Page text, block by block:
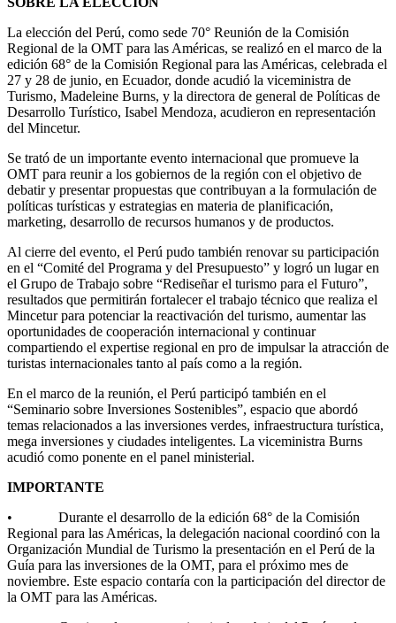
La elección del Perú, como sede 70° Reunión de la Comisión
Regional de la OMT para las Américas, se realizó en el marco de la
edición 68° de la Comisión Regional para las Américas, celebrada el
27 y 28 de junio, en Ecuador, donde acudió la viceministra de
Turismo, Madeleine Burns, y la directora de general de Políticas de
Desarrollo Turístico, Isabel Mendoza, acudieron en representación
del Mincetur.
Se trató de un importante evento internacional que promueve la
OMT para reunir a los gobiernos de la región con el objetivo de
debatir y presentar propuestas que contribuyan a la formulación de
políticas turísticas y estrategias en materia de planificación,
marketing, desarrollo de recursos humanos y de productos.
Al cierre del evento, el Perú pudo también renovar su participación
en el “Comité del Programa y del Presupuesto” y logró un lugar en
el Grupo de Trabajo sobre “Rediseñar el turismo para el Futuro”,
resultados que permitirán fortalecer el trabajo técnico que realiza el
Mincetur para potenciar la reactivación del turismo, aumentar las
oportunidades de cooperación internacional y continuar
compartiendo el expertise regional en pro de impulsar la atracción de
turistas internacionales tanto al país como a la región.
En el marco de la reunión, el Perú participó también en el
“Seminario sobre Inversiones Sostenibles”, espacio que abordó
temas relacionados a las inversiones verdes, infraestructura turística,
mega inversiones y ciudades inteligentes. La viceministra Burns
acudió como ponente en el panel ministerial.
IMPORTANTE
• Durante el desarrollo de la edición 68° de la Comisión
Regional para las Américas, la delegación nacional coordinó con la
Organización Mundial de Turismo la presentación en el Perú de la
Guía para las inversiones de la OMT, para el próximo mes de
noviembre. Este espacio contaría con la participación del director de
la OMT para las Américas.